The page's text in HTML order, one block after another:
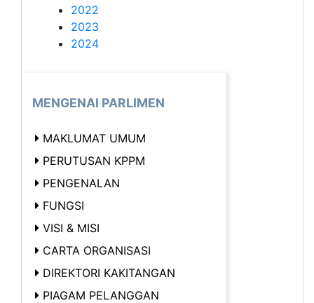
2022
2023
2024
MENGENAI PARLIMEN
MAKLUMAT UMUM
PERUTUSAN KPPM
PENGENALAN
FUNGSI
VISI & MISI
CARTA ORGANISASI
DIREKTORI KAKITANGAN
PIAGAM PELANGGAN